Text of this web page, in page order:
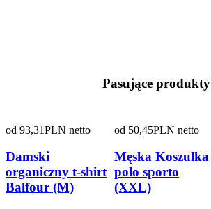
Pasujące produkty
od 93,31PLN netto
Damski
organiczny t-shirt
Balfour (M)
od 50,45PLN netto
Męska Koszulka
polo sporto
(XXL)